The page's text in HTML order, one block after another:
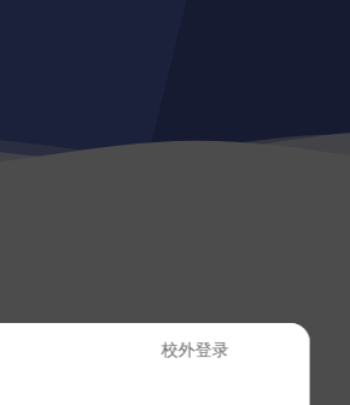
校外登录